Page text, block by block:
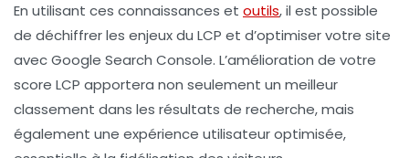
En utilisant ces connaissances et outils, il est possible
de déchiffrer les enjeux du LCP et d’optimiser votre site
avecGoogle Search Console. L’amélioration de votre
score LCP apportera non seulement un meilleur
classement dans les résultats de recherche, mais
également une expérience utilisateur optimisée,